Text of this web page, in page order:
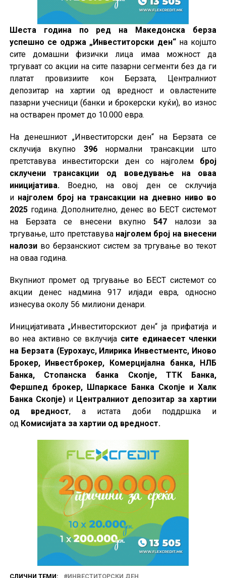
Шеста година по ред на Македонска берза
успешно се одржа „Инвеститорски ден“на којшто
сите домашни физички лица имаа можност да
тргуваат со акции на сите пазарни сегменти без да ги
платат провизиите кон Берзата, Централниот
депозитар на хартии од вредност и овластените
пазарни учесници (банки и брокерски куќи), во износ
на остварен промет до 10.000 евра.
На денешниот „Инвеститорски ден“ на Берзата се
склучија вкупно 396нормални трансакции што
претставува инвеститорски ден со најголем број
склучени трансакции од воведување на оваа
иницијатива.Воедно, на овој ден се склучија
и најголем број на трансакции на дневно ниво во
2025година. Дополнително, денес во БЕСТ системот
на Берзата се внесени вкупно547 налози за
тргување, што претставува најголем број на внесени
налозиво берзанскиот систем за тргување во текот
на оваа година.
Вкупниот промет од тргување во БЕСТ системот со
акции денес надмина 917 илјади евра, односно
изнесува околу 56 милиони денари.
Иницијативата „Инвеститорскиот ден“ ја прифатија и
во неа активно се вклучија сите единаесет членки
на Берзата (Еурохаус, Илирика Инвестментс, Иново
Брокер, Инвестброкер, Комерцијална банка, НЛБ
Банка, Стопанска банка Скопје, ТТК Банка,
Фершпед брокер, Шпаркасе Банка Скопје и Халк
Банка Скопје)и Централниот депозитар за хартии
од вредност, а истата доби поддршка и
од Комисијата за хартии од вредност.
СЛИЧНИ ТЕМИ:
ИНВЕСТИТОРСКИ ДЕН